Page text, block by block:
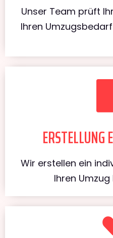
Unser Team prüft
Ihren
ERSTELLUNG
Wir erstellen ein
Ihren Umzug